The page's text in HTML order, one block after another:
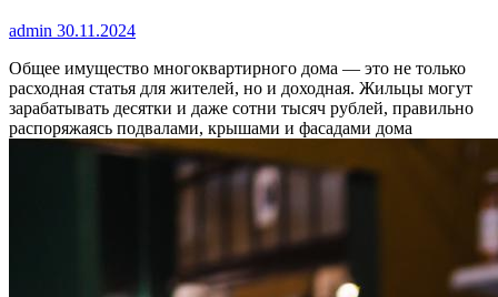
admin 30.11.2024
Общее имущество многоквартирного дома — это не только
расходная статья для жителей, но и доходная. Жильцы могут
зарабатывать десятки и даже сотни тысяч рублей, правильно
распоряжаясь подвалами, крышами и фасадами дома